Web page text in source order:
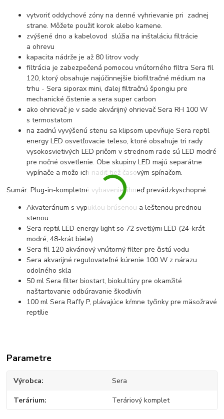
vytvoriť oddychové zóny na denné vyhrievanie pri zadnej
strane. Môžete použiť korok alebo kamene.
zvýšené dno a kabelovod slúžia na inštaláciu filtrácie
a ohrevu
kapacita nádrže je až 80 litrov vody
filtrácia je zabezpečená pomocou vnútorného filtra Sera fil
120, ktorý obsahuje najúčinnejšie biofiltračné médium na
trhu - Sera siporax mini, ďalej filtračnú špongiu pre
mechanické čistenie a sera super carbon
ako ohrievač je v sade akvárijný ohrievač Sera RH 100 W
s termostatom
na zadnú vyvýšenú stenu sa klipsom upevňuje Sera reptil
energy LED osvetľovacie teleso, ktoré obsahuje tri rady
vysokosvietivých LED pričom v strednom rade sú LED modré
pre nočné osvetlenie. Obe skupiny LED majú separátne
vypínače a možo ich riadiť tiež časovým spínačom.
Sumár: Plug-in-kompletné vybavenie, ihneď prevádzkyschopné:
Akvaterárium s vypuklou brúsenou a leštenou prednou
stenou
Sera reptil LED energy light so 72 svetlými LED (24-krát
modré, 48-krát biele)
Sera fil 120 akváriový vnútorný filter pre čistú vodu
Sera akvarijné regulovateľné kúrenie 100 W z nárazu
odolného skla
50 ml Sera filter biostart, biokultúry pre okamžité
naštartovanie odbúravanie škodlivín
100 ml Sera Raffy P, plávajúce kŕmne tyčinky pre mäsožravé
reptílie
Parametre
Výrobca Sera
Terárium Teráriový komplet